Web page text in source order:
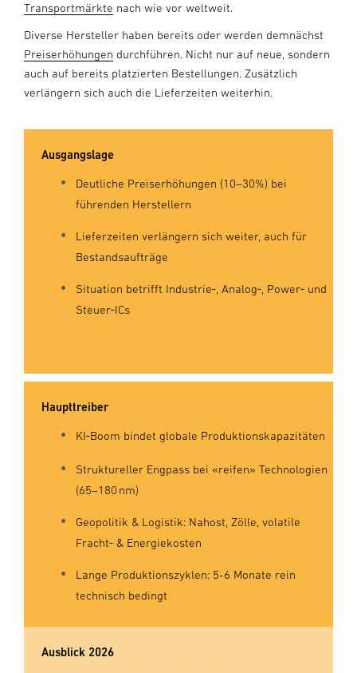
Transportmärkte nach wie vor weltweit.
Diverse Hersteller haben bereits oder werden demnächst
Preiserhöhungen durchführen. Nicht nur auf neue, sondern
auch auf bereits platzierten Bestellungen. Zusätzlich
verlängern sich auch die Lieferzeiten weiterhin.
Ausgangslage
Deutliche Preiserhöhungen (10–30%) bei
führenden Herstellern
Lieferzeiten verlängern sich weiter, auch für
Bestandsaufträge
Situation betrifft Industrie‑, Analog‑, Power‑ und
Steuer‑ICs
Haupttreiber
KI‑Boom bindet globale Produktionskapazitäten
Struktureller Engpass bei «reifen» Technologien
(65–180 nm)
Geopolitik & Logistik: Nahost, Zölle, volatile
Fracht‑ & Energiekosten
Lange Produktionszyklen: 5-6 Monate rein
technisch bedingt
Ausblick 2026